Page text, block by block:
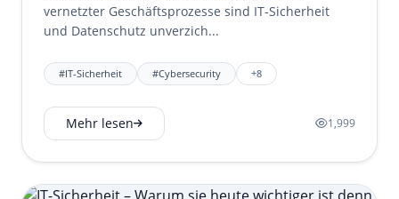
vernetzter Geschäftsprozesse sind IT-Sicherheit
und Datenschutz unverzich...
#IT-Sicherheit #Cybersecurity +8
Mehr lesen 1,999